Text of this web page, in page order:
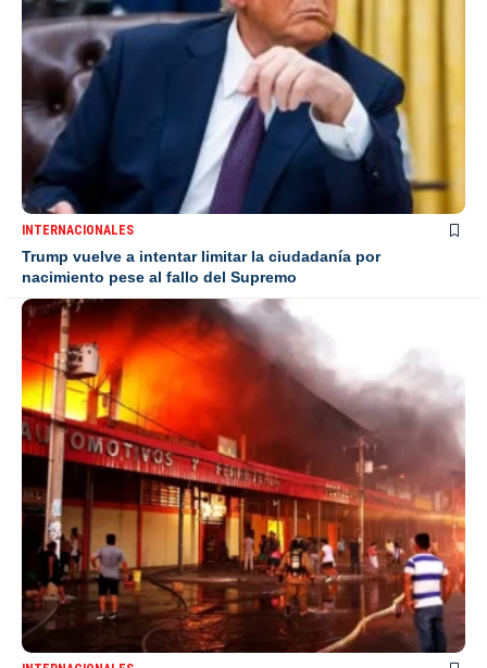
INTERNACIONALES
Trump vuelve a intentar limitar la ciudadanía por
nacimiento pese al fallo del Supremo